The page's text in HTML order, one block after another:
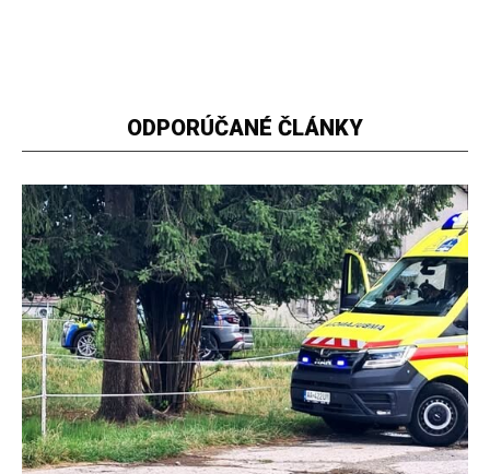
ODPORÚČANÉ ČLÁNKY